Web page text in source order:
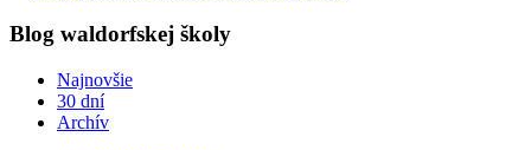
Blog waldorfskej školy
Najnovšie
30 dní
Archív